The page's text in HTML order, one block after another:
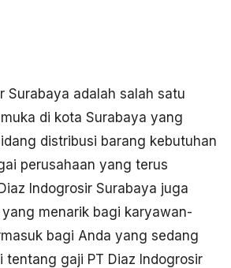
Surabaya adalah salah satu
di kota Surabaya yang
distribusi barang kebutuhan
perusahaan yang terus
Indogrosir Surabaya juga
menarik bagi karyawan-
bagi Anda yang sedang
tentang gaji PT Diaz Indogrosir